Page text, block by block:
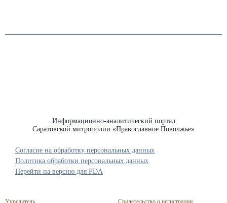
Информационно-аналитический портал
Саратовской митрополии «Православное Поволжье»
Учредитель Свидетельство о регистрации
Согласие на обработку персональных данных
Политика обработки персональных данных
Перейти на версию для PDA